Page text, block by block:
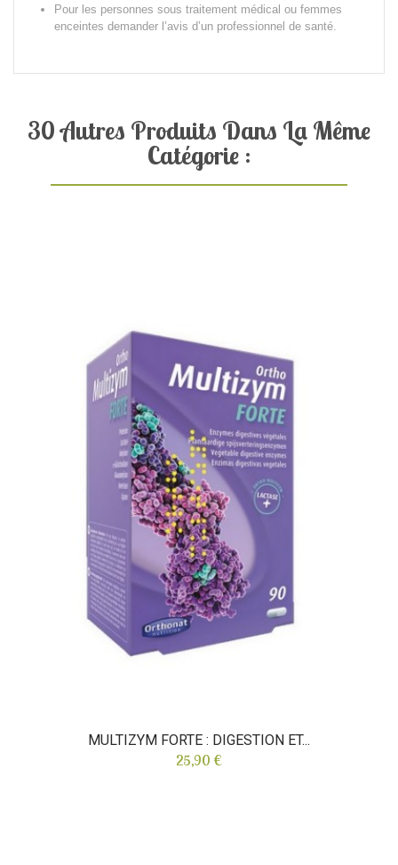
Pour les personnes sous traitement médical ou femmes
enceintes demander l’avis d’un professionnel de santé.
30 Autres Produits Dans La Même
Catégorie :
MULTIZYM FORTE : DIGESTION ET...
25,90 €